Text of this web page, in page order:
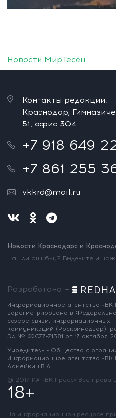
Новости МирТесен
Контакты редакции:
Краснодар,
51, офис 304
+7 918 649
+7 861 255
vkkrd@mail.ru
Новости Краснодара и
Нашли ошибку? Выделите и
Разработано —
Информационное агентство «ВК
зарегистрировано в
сфере связи, информационных
коммуникаций (Роскомнадзор),
Эл № ФС77-71381 от 17 октября
Учредитель - Общество с
Информационное агентство «ВК
Ламейкин В.А.
@ 2017 ИА «ВК Пресс» Все права
18+
На информационном ресурсе